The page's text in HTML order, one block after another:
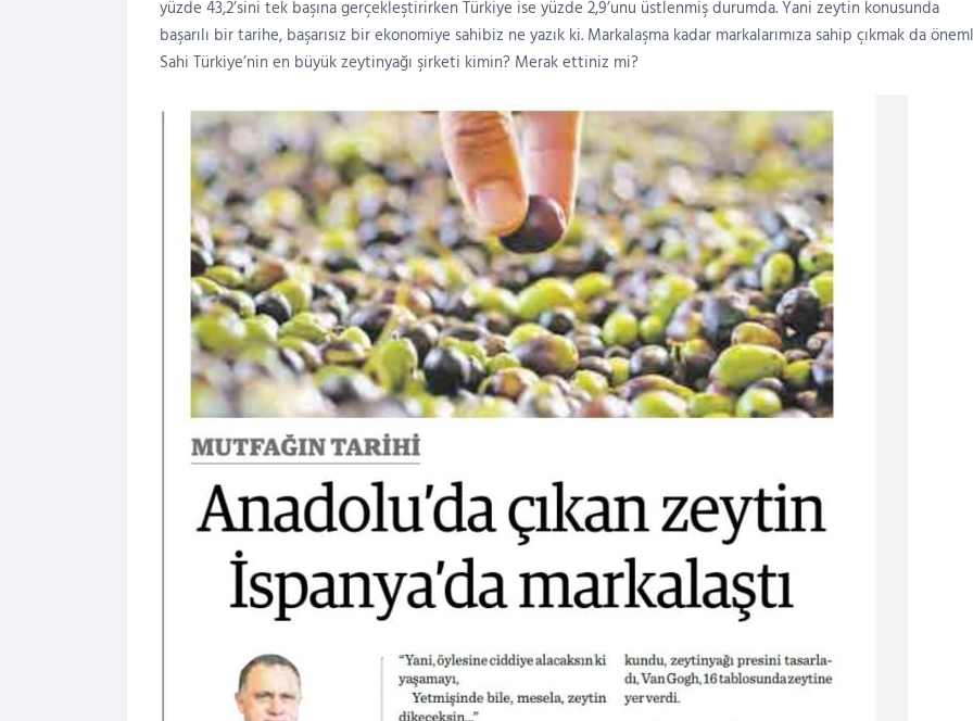
yüzde 43,2’sini tek başına gerçekleştirirken Türkiye ise yüzde 2,9’unu üstlenmiş durumda. Yani zeytin konusunda
başarılı bir tarihe, başarısız bir ekonomiye sahibiz ne yazık ki. Markalaşma kadar markalarımıza sahip çıkmak da
Sahi Türkiye’nin en büyük zeytinyağı şirketi kimin? Merak ettiniz mi?